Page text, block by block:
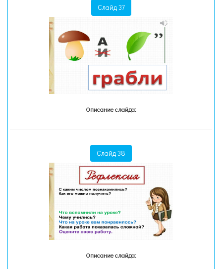
Слайд 37
Описание слайда:
Слайд 38
Описание слайда: